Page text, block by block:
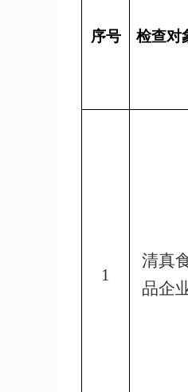
序号 检查对
1
清真
品企